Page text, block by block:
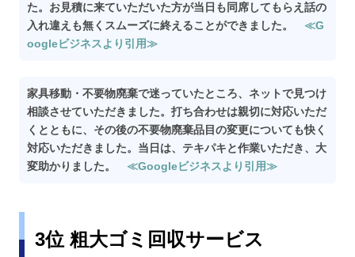
た。お見積に来ていただいた方が当日も同席してもらえ話の
入れ違えも無くスムーズに終えることができました。 ≪G
oogleビジネスより引用≫
家具移動・不要物廃棄で迷っていたところ、ネットで見つけ
相談させていただきました。打ち合わせは親切に対応いただ
くとともに、その後の不要物廃棄品目の変更についても快く
対応いただきました。当日は、テキパキと作業いただき、大
変助かりました。 ≪Googleビジネスより引用≫
3位 粗大ゴミ回収サービス